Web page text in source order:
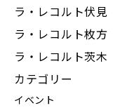
ラ・レコルト伏見
ラ・レコルト枚方
ラ・レコルト茨木
カテゴリー
イベント